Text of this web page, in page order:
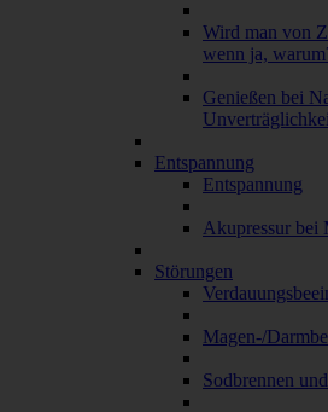
Wird man von
wenn ja,
Genießen bei
Entspannung
Entspannung
Akupressur bei
Störungen
Magen-/
Sodbrennen